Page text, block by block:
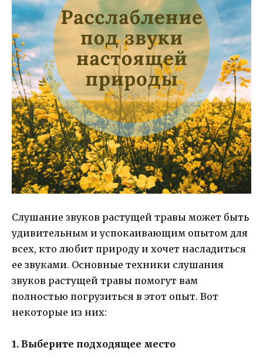
Слушание звуков растущей травы может быть
удивительным и успокаивающим опытом для
всех, кто любит природу и хочет насладиться
ее звуками. Основные техники слушания
звуков растущей травы помогут вам
полностью погрузиться в этот опыт. Вот
некоторые из них:
1. Выберите подходящее место